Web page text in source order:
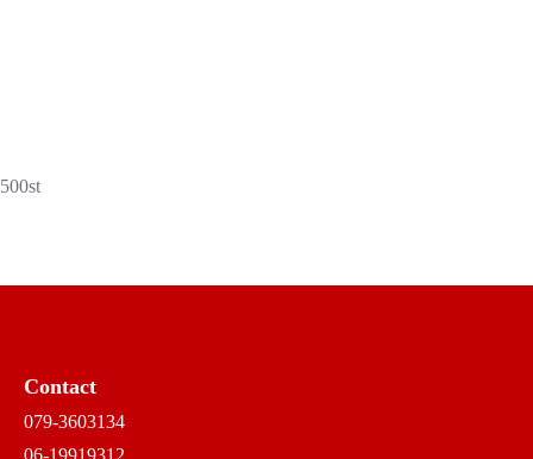
500st
Contact
079-3603134